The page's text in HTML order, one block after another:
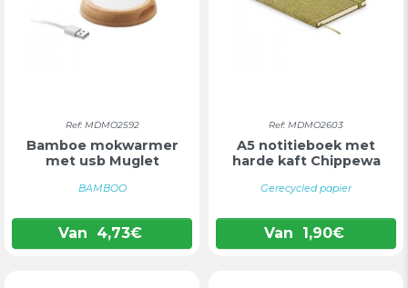
Ref: MDMO2592
Bamboe mokwarmer
met usb Muglet
BAMBOO
Van 4,73€
Ref: MDMO2603
A5 notitieboek met
harde kaft Chippewa
Gerecycled papier
Van 1,90€